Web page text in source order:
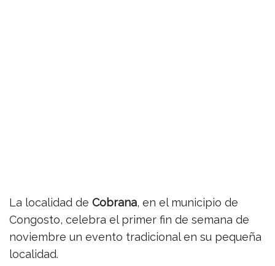
La localidad de Cobrana, en el municipio de
Congosto, celebra el primer fin de semana de
noviembre un evento tradicional en su pequeña
localidad.